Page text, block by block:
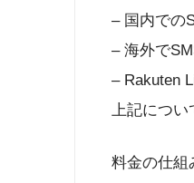
– 国内での
– 海外で
– Rakuten
上記につ
料金の仕組